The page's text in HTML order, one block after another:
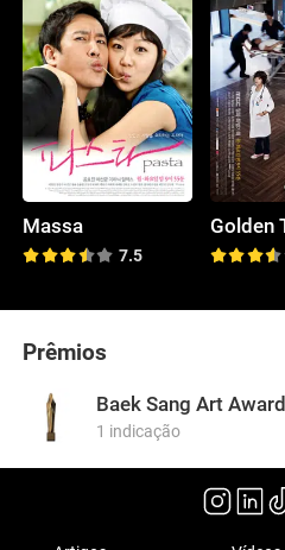
Massa
7.5
Golden
Prêmios
Baek Sang Art
1 indicação